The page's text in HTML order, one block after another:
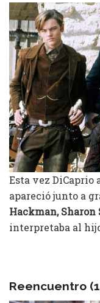
Esta vez DiCaprio
apareció junto a
Hackman, Sharon
interpretaba al
Reencuentro